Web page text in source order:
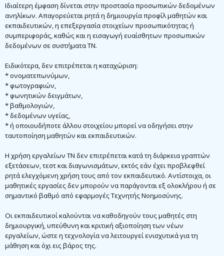
Ιδιαίτερη έμφαση δίνεται στην προστασία προσωπικών δεδομένων
ανηλίκων. Απαγορεύεται ρητά η δημιουργία προφίλ μαθητών και
εκπαιδευτικών, η επεξεργασία στοιχείων προσωπικότητας ή
συμπεριφοράς, καθώς και η εισαγωγή ευαίσθητων προσωπικών
δεδομένων σε συστήματα ΤΝ.
Ειδικότερα, δεν επιτρέπεται η καταχώριση:
* ονοματεπωνύμων,
* φωτογραφιών,
* φωνητικών δειγμάτων,
* βαθμολογιών,
* δεδομένων υγείας,
* ή οποιουδήποτε άλλου στοιχείου μπορεί να οδηγήσει στην
ταυτοποίηση μαθητών και εκπαιδευτικών.
Η χρήση εργαλείων ΤΝ δεν επιτρέπεται κατά τη διάρκεια γραπτών
εξετάσεων, τεστ και διαγωνισμάτων, εκτός εάν έχει προβλεφθεί
ρητά ελεγχόμενη χρήση τους από τον εκπαιδευτικό. Αντίστοιχα, οι
μαθητικές εργασίες δεν μπορούν να παράγονται εξ ολοκλήρου ή σε
σημαντικό βαθμό από εφαρμογές Τεχνητής Νοημοσύνης.
Οι εκπαιδευτικοί καλούνται να καθοδηγούν τους μαθητές στη
δημιουργική, υπεύθυνη και κριτική αξιοποίηση των νέων
εργαλείων, ώστε η τεχνολογία να λειτουργεί ενισχυτικά για τη
μάθηση και όχι εις βάρος της.